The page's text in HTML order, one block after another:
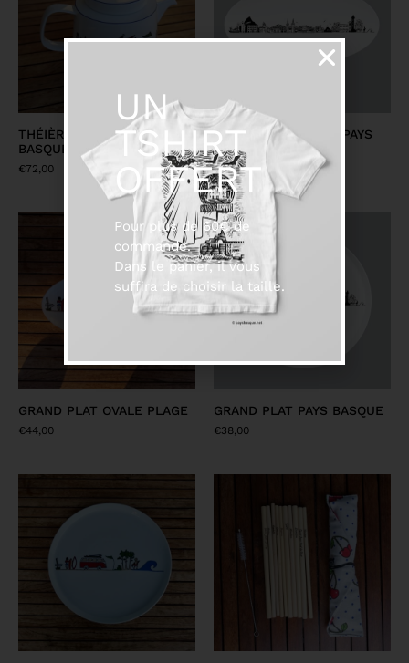
THÉIÈRE PLAGE PAYS
BASQUE
€72,00
GRAND PLAT OVALE PAYS
BASQUE
€40,00
GRAND PLAT OVALE PLAGE
€44,00
GRAND PLAT PAYS BASQUE
€38,00
UN
TSHIRT
OFFERT
Pour plus de 60€ de
commande.
Dans le panier, il vous
suffira de choisir la taille.